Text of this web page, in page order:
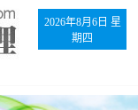
2026年8月6日 星
期四